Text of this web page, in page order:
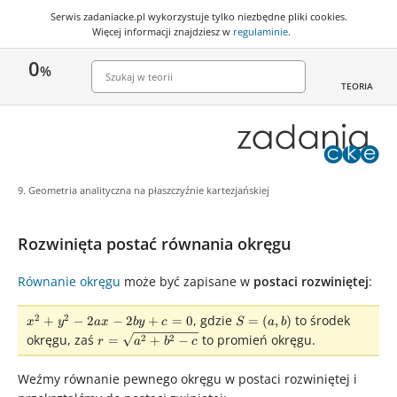
Serwis zadaniacke.pl wykorzystuje tylko niezbędne pliki cookies.
Więcej informacji znajdziesz w regulaminie.
0%
TEORIA
9. Geometria analityczna na płaszczyźnie kartezjańskiej
Rozwinięta postać równania okręgu
Równanie okręgu może być zapisane w postaci rozwiniętej:
x^{2}+y^{2}-2ax-
2by+c=0
x2 + y2 − 2ax − 2by + c = 0, gdzie S =
(a,b)
S = (a, b) to środek
okręgu, zaś r =
\sqrt{a^{2}
+ b^{2} -
c}
r = a2 + b2 − c to promień okręgu.
Weźmy równanie pewnego okręgu w postaci rozwiniętej i